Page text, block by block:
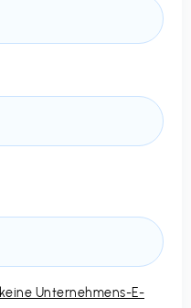
Unternehmens-E-